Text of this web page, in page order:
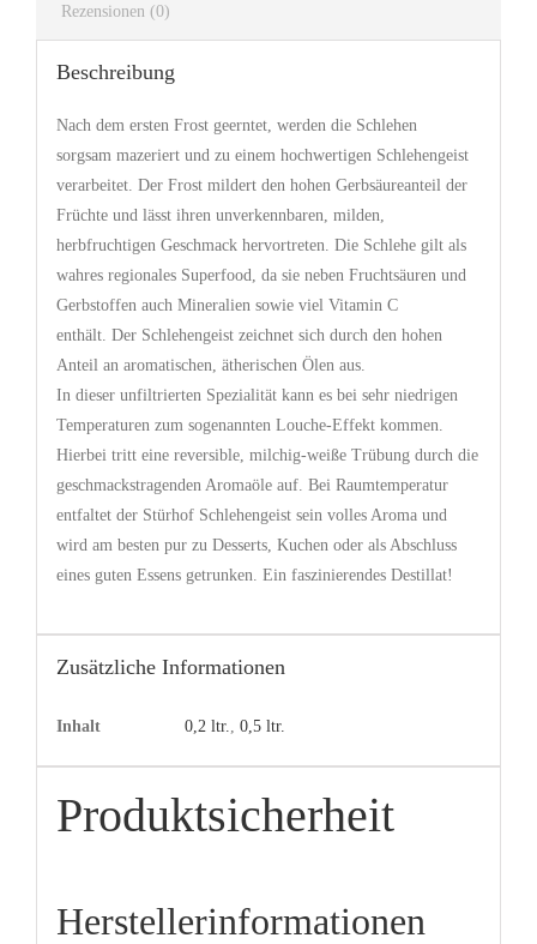
Rezensionen (0)
Beschreibung
Nach dem ersten Frost geerntet, werden die Schlehen
sorgsam mazeriertund zu einem hochwertigen Schlehengeist
verarbeitet. Der Frost mildert den hohen Gerbsäureanteil der
Früchte und lässt ihren unverkennbaren, milden,
herbfruchtigenGeschmack hervortreten. Die Schlehe gilt als
wahres regionales Superfood, da sie neben Fruchtsäuren und
Gerbstoffen auch Mineralien sowie viel Vitamin C
enthält. Der Schlehengeist zeichnet sich durch den hohen
Anteil an aromatischen, ätherischen Ölen aus.
In dieser unfiltrierten Spezialität kann es bei sehr niedrigen
Temperaturen zum sogenannten Louche-Effekt kommen.
Hierbei tritt eine reversible, milchig-weiße Trübung durch die
geschmackstragenden Aromaöle auf. Bei Raumtemperatur
entfaltet der Stürhof Schlehengeist sein volles Aroma und
wird am besten pur zu Desserts, Kuchen oder als Abschluss
eines guten Essens getrunken. Ein faszinierendes Destillat!
Zusätzliche Informationen
Inhalt 0,2 ltr. 0,5 ltr.
Produktsicherheit
Herstellerinformationen